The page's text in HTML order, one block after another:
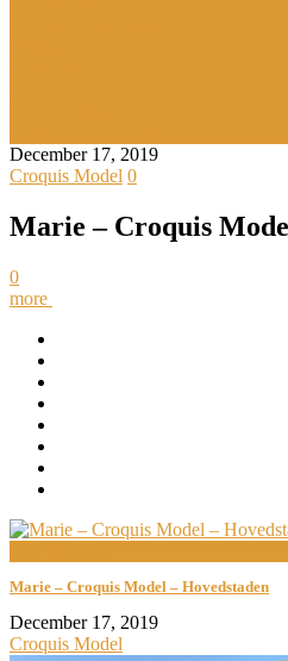
December 17, 2019
Croquis Model 0
Marie – Croquis
0
more
Marie – Croquis Model – Hovedstaden
December 17, 2019
Croquis Model